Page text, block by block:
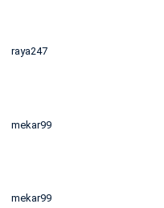
raya247
mekar99
mekar99